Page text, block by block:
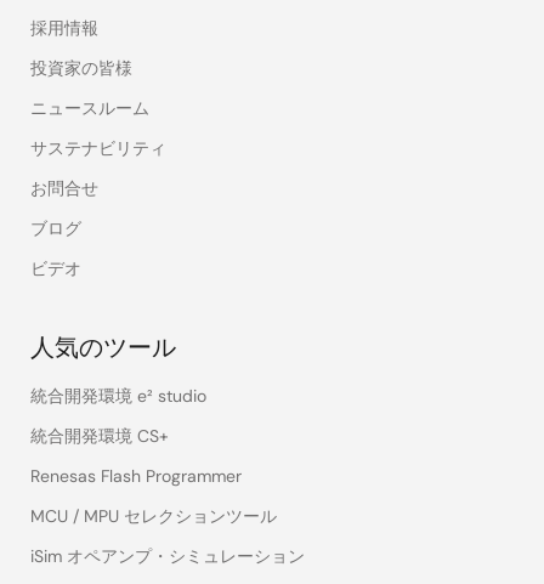
採用情報
投資家の皆様
ニュースルーム
サステナビリティ
お問合せ
ブログ
ビデオ
人気のツール
統合開発環境 e² studio
統合開発環境 CS+
Renesas Flash Programmer
MCU / MPU セレクションツール
iSim オペアンプ・シミュレーション